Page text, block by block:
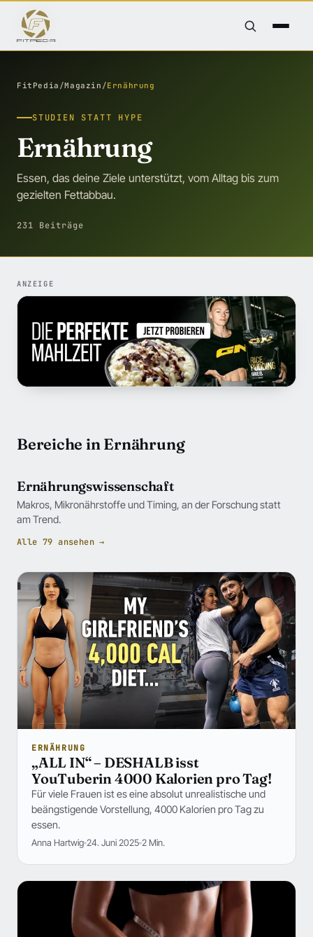
FitPedia /Magazin /Ernährung
STUDIEN STATT HYPE
Ernährung
Essen, das deine Ziele unterstützt, vom Alltag bis zum
gezielten Fettabbau.
231 Beiträge
ANZEIGE
Bereiche in Ernährung
Ernährungswissenschaft
Makros, Mikronährstoffe und Timing, an der Forschung statt
am Trend.
Alle 79 ansehen →
ERNÄHRUNG
„ALL IN“ – DESHALB isst
YouTuberin 4000 Kalorien pro Tag!
Für viele Frauen ist es eine absolut unrealistische und
beängstigende Vorstellung, 4000 Kalorien pro Tag zu
essen.
Anna Hartwig 24. Juni 2025 2 Min.